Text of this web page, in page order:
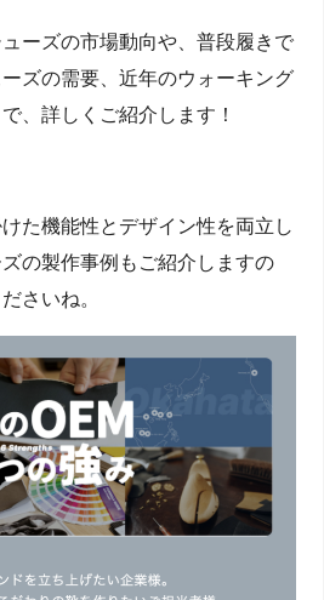
ーズの市場動向や、普段履きで
ズの需要、近年のウォーキング
、詳しくご紹介します！
た機能性とデザイン性を両立し
の製作事例もご紹介しますの
さいね。